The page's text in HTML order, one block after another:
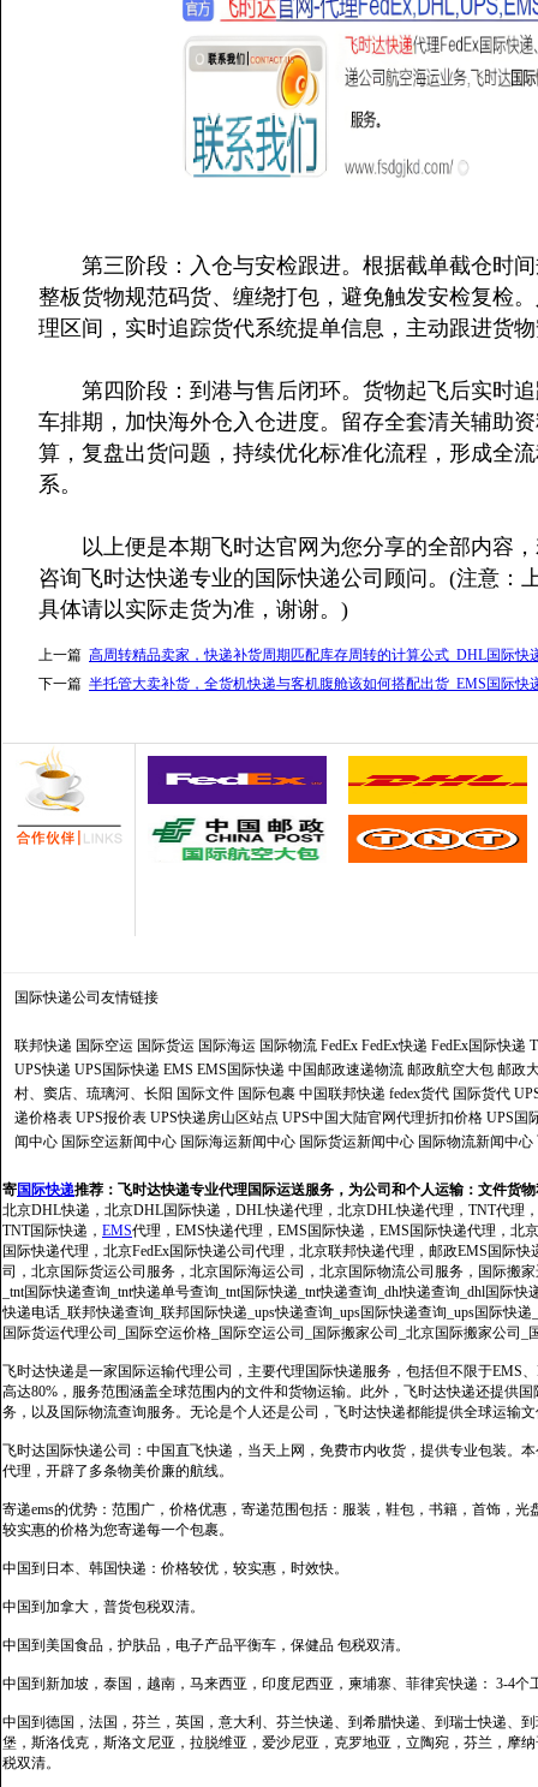
第三阶段：入仓与安检跟进。根据截单截仓时间
整板货物规范码货、缠绕打包，避免触发安检复检
理区间，实时追踪货代系统提单信息，主动跟进货
第四阶段：到港与售后闭环。货物起飞后实时追
车排期，加快海外仓入仓进度。留存全套清关辅助
算，复盘出货问题，持续优化标准化流程，形成全
系。
以上便是本期飞时达官网为您分享的全部内容，
咨询飞时达快递专业的国际快递公司顾问。(注意：
具体请以实际走货为准，谢谢。)
上一篇 高周转精品卖家，快递补货周期匹配库存周转的计算公式_DHL国际快
下一篇 半托管大卖补货，全货机快递与客机腹舱该如何搭配出货_EMS国际快
国际快递公司 友情链接
联邦快递 国际空运 国际货运 国际海运 国际物流 FedEx FedEx快递 FedEx国际快递
UPS快递 UPS国际快递 EMS EMS国际快递 中国邮政速递物流 邮政航空大包 邮政
村、窦店、琉璃河、长阳 国际文件 国际包裹 中国联邦快递 fedex货代 国际货代
递价格表 UPS报价表 UPS快递房山区站点 UPS中国大陆官网代理折扣价格 UPS国
闻中心 国际空运新闻中心 国际海运新闻中心 国际货运新闻中心 国际物流新闻中心
寄国际快递推荐： 飞时达快递专业代理国际运送服务，为公司和个人运输：文件货
北京DHL快递，北京DHL国际快递，DHL快递代理，北京DHL快递代理，TNT代理
TNT国际快递， EMS代理，EMS快递代理，EMS国际快递，EMS国际快递代理，北
国际快递代理，北京FedEx国际快递公司代理，北京联邦快递代理，邮政EMS国际
司，北京国际货运公司服务，北京国际海运公司，北京国际物流公司服务，国际搬
_tnt国际快递查询_tnt快递单号查询_tnt国际快递_tnt快递查询_dhl快递查询_dhl国际
快递电话_联邦快递查询_联邦国际快递_ups快递查询_ups国际快递查询_ups国际快
国际货运代理公司_国际空运价格_国际空运公司_国际搬家公司_北京国际搬家公司_
飞时达快递是一家国际运输代理公司，主要代理国际快递服务，包括但不限于EMS
高达80%，服务范围涵盖全球范围内的文件和货物运输。此外，飞时达快递还提供
务，以及国际物流查询服务。无论是个人还是公司，飞时达快递都能提供全球运输
飞时达国际快递公司：中国直飞快递，当天上网，免费市内收货，提供专业包装。
代理，开辟了多条物美价廉的航线。
寄递ems的优势：范围广，价格优惠，寄递范围包括：服装，鞋包，书籍，首饰，
较实惠的价格为您寄递每一个包裹。
中国到日本、韩国快递：价格较优，较实惠，时效快。
中国到加拿大，普货包税双清。
中国到美国食品，护肤品，电子产品平衡车，保健品 包税双清。
中国到新加坡，泰国，越南，马来西亚，印度尼西亚，柬埔寨、菲律宾快递： 3-4个
中国到德国，法国，芬兰，英国，意大利、芬兰快递、到希腊快递、到瑞士快递、
堡，斯洛伐克，斯洛文尼亚，拉脱维亚，爱沙尼亚，克罗地亚，立陶宛，芬兰，摩
税双清。